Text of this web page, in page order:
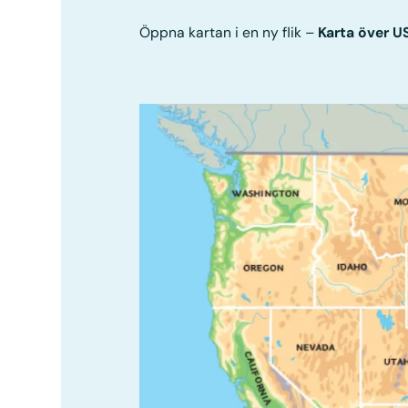
Öppna kartan i en ny flik – Karta över